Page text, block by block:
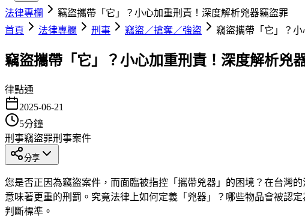
法律專欄
竊盜攜帶「它」？小心加重刑責！深度解析兇器竊盜罪
首頁
法律專欄 刑事 竊盜／搶奪／強盜 竊盜攜帶「它」？
竊盜攜帶「它」？小心加重刑責！深度解析兇
律點通
2025-06-21
5分鐘
刑事竊盜罪刑事案件
分享
您是否正因為竊盜案件，而面臨被指控「攜帶兇器」的困境？在台灣
意味著更重的刑罰。究竟法律上如何定義「兇器」？哪些物品會被認
判斷標準。